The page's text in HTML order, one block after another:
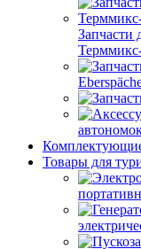
Запчасти
Комплектующие
Товары для